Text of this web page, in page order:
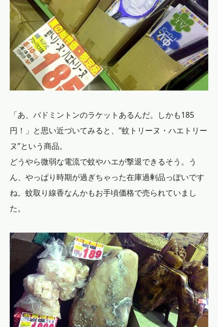
「あ、バドミントンのラケットあるんだ。しかも185
円！」と思い近づいてみると、”蚊トリーヌ・ハエトリー
ヌ”という商品。
どうやら微弱な電流で蚊やハエが撃退できるそう。う
ん、やっぱり時期が過ぎちゃった在庫過剰品っぽいです
ね。蚊取り線香なんかもお手頃価格で売られていまし
た。